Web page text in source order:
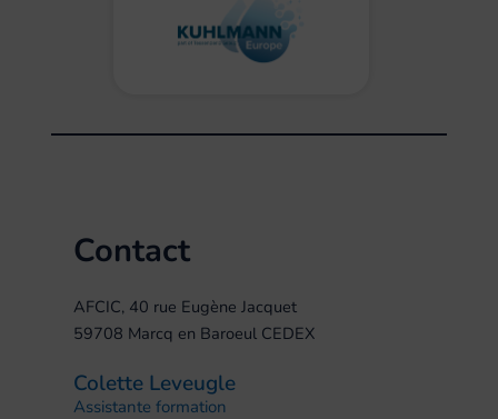
Contact
AFCIC, 40 rue Eugène Jacquet
59708 Marcq en Baroeul CEDEX
Colette Leveugle
Assistante formation